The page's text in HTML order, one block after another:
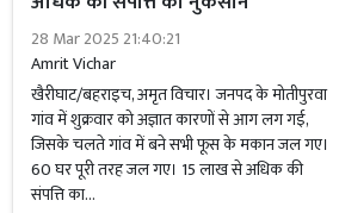
28 Mar 2025 21:40:21
Amrit Vichar
खैरीघाट/बहराइच, अमृत विचार। जनपद के मोतीपुरवा
गांव में शुक्रवार को अज्ञात कारणों से आग लग गई,
जिसके चलते गांव में बने सभी फूस के मकान जल गए।
60 घर पूरी तरह जल गए। 15 लाख से अधिक की
संपत्ति का...